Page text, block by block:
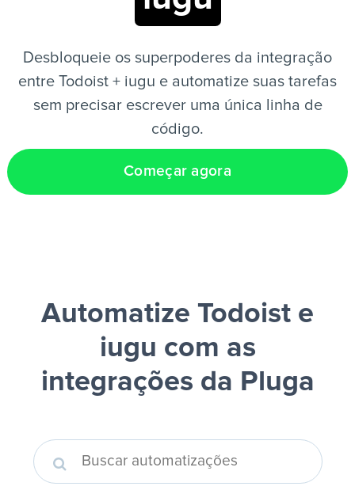
Desbloqueie os superpoderes da integração
entre Todoist + iugu e automatize suas tarefas
sem precisar escrever uma única linha de
código.
Começar agora
Automatize Todoist e
iugu com as
integrações da Pluga